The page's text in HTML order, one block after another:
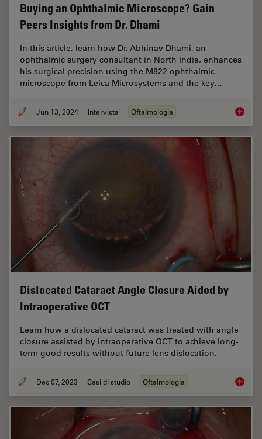
Buying an Ophthalmic Microscope? Gain
Peers Insights from Dr. Dhami
In this article, learn how Dr. Abhinav Dhami, an
ophthalmic surgery consultant in North India, enhances
his surgical precision using the M822 ophthalmic
microscope from Leica Microsystems and the key…
Jun 13, 2024 Intervista Oftalmologia Buying
Dislocated Cataract Angle Closure Aided by
Intraoperative OCT
Learn how a dislocated cataract was treated with angle
closure assisted by intraoperative OCT to achieve long-
term good results without future lens dislocation.
Dec 07, 2023 Casi di studio Oftalmologia